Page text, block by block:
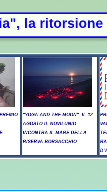
- Esodo
"YOGA AND THE MOON": IL 12
AGOSTO IL NOVILUNIO
INCONTRA IL MARE DELLA
RISERVA BORSACCHIO